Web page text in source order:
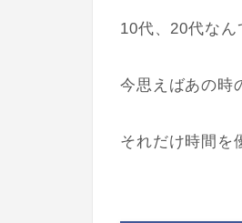
10代、20代なん
今思えばあの時
それだけ時間を